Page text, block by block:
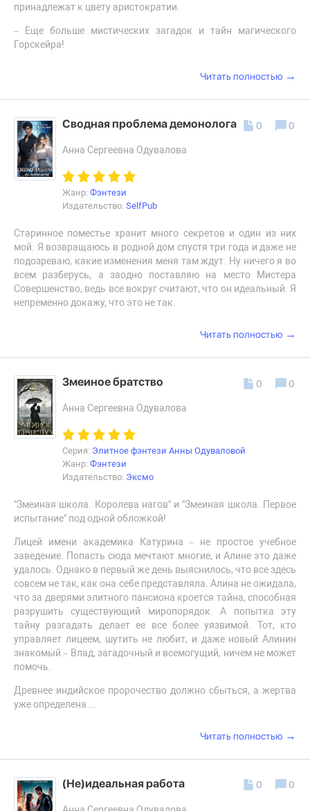
принадлежат к цвету аристократии.
– Еще больше мистических загадок и тайн магического
Горскейра!
Читать полностью →
Сводная проблема демонолога
Анна Сергеевна Одувалова
Жанр: Фэнтези
Издательство: SelfPub
Старинное поместье хранит много секретов и один из них
мой. Я возвращаюсь в родной дом спустя три года и даже не
подозреваю, какие изменения меня там ждут. Ну ничего я во
всем разберусь, а заодно поставляю на место Мистера
Совершенство, ведь все вокруг считают, что он идеальный. Я
непременно докажу, что это не так.
0 0
Читать полностью →
Змеиное братство
Анна Сергеевна Одувалова
Серия: Элитное фэнтези Анны Одуваловой
Жанр: Фэнтези
Издательство: Эксмо
"Змеиная школа. Королева нагов" и "Змеиная школа. Первое
испытание" под одной обложкой!
Лицей имени академика Катурина – не простое учебное
заведение. Попасть сюда мечтают многие, и Алине это даже
удалось. Однако в первый же день выяснилось, что все здесь
совсем не так, как она себе представляла. Алина не ожидала,
что за дверями элитного пансиона кроется тайна, способная
разрушить существующий миропорядок. А попытка эту
тайну разгадать делает ее все более уязвимой. Тот, кто
управляет лицеем, шутить не любит, и даже новый Алинин
знакомый – Влад, загадочный и всемогущий, ничем не может
помочь.
Древнее индийское пророчество должно сбыться, а жертва
уже определена…
0 0
Читать полностью →
(Не)идеальная работа 0 0